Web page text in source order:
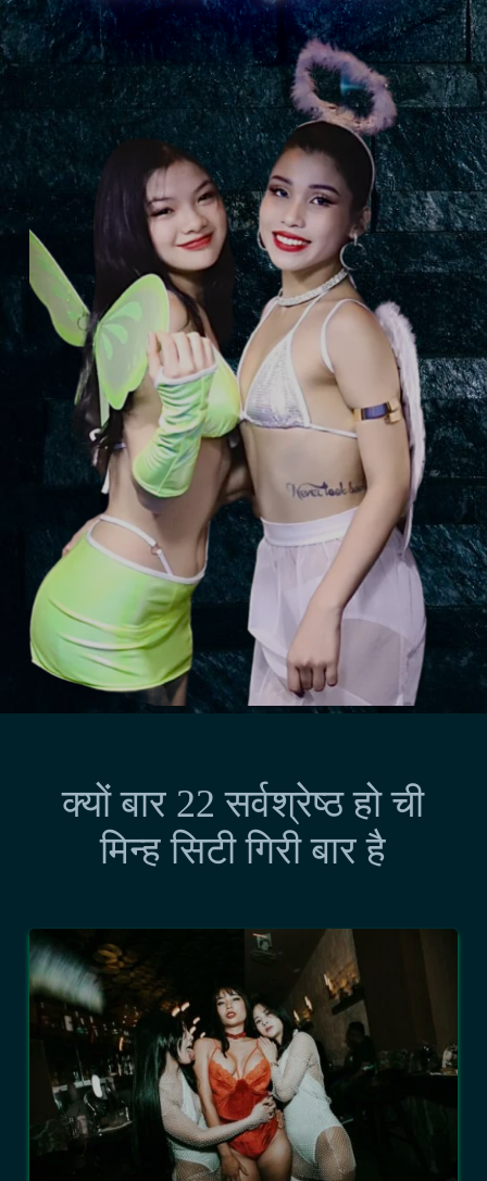
क्यों बार 22 सर्वश्रेष्ठ हो ची
मिन्ह सिटी गिरी बार है